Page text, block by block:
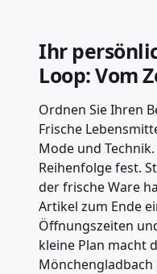
Ihr
Loop: Vom
Ordnen Sie Ihren
Frische
Mode und
Reihenfolge fest.
der frische Ware
Artikel zum Ende
Öffnungszeiten
kleine Plan macht
Mönchengladbach